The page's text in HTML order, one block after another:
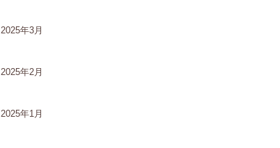
2025年3月
2025年2月
2025年1月